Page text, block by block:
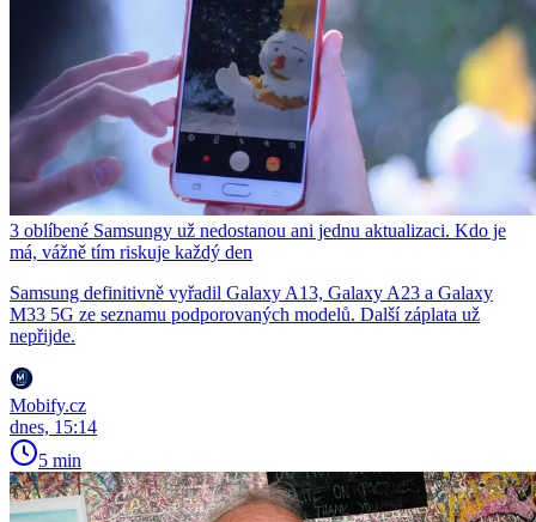
3 oblíbené Samsungy už nedostanou ani jednu aktualizaci. Kdo je
má, vážně tím riskuje každý den
Samsung definitivně vyřadil Galaxy A13, Galaxy A23 a Galaxy
M33 5G ze seznamu podporovaných modelů. Další záplata už
nepřijde.
Mobify.cz
dnes, 15:14
5 min